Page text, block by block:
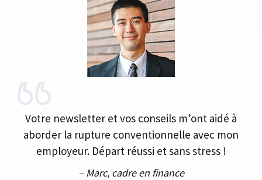
Votre newsletter et vos conseils m’ont aidé à
aborder la rupture conventionnelle avec mon
employeur. Départ réussi et sans stress !
– Marc, cadre en finance